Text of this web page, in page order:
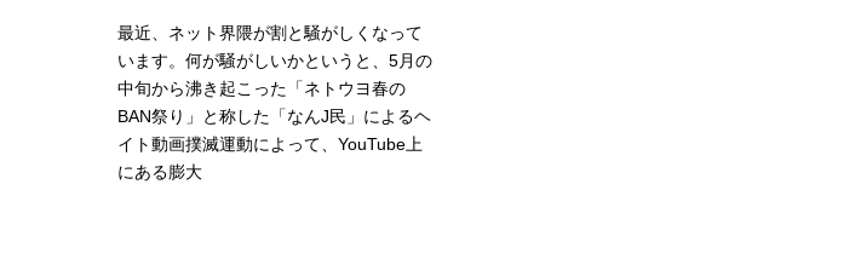
最近、ネット界隈が割と騒がしくなって
います。何が騒がしいかというと、5月の
中旬から沸き起こった「ネトウヨ春の
BAN祭り」と称した「なんJ民」によるヘ
イト動画撲滅運動によって、YouTube上
にある膨大